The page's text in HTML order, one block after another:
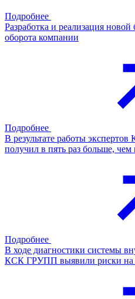
Подробнее
Разработка и реализация новой
оборота компании
Подробнее
В результате работы
получил в пять раз больше,
Подробнее
В ходе диагностики системы
КСК ГРУПП выявили риски на